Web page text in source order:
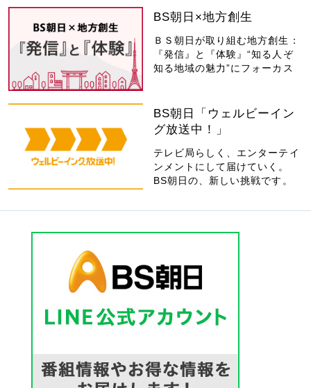
BS朝日×地方創生
ＢＳ朝日が取り組む地方創生：
『発信』と『体験』“知る人ぞ
知る地域の魅力”にフォーカス
BS朝日「ウェルビーイン
グ放送中！」
テレビ局らしく、エンターテイ
ンメントにして届けていく。
BS朝日の、新しい挑戦です。